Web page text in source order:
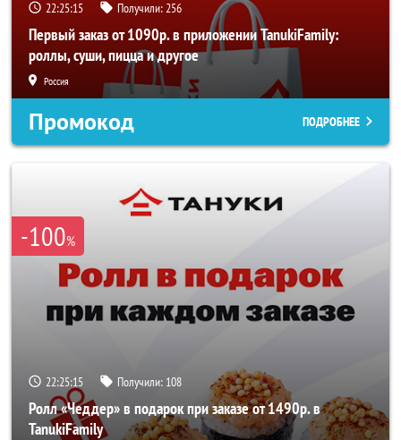
22:25:14 Получили:256
Первый заказ от 1090р. в приложении TanukiFamily:
роллы, суши, пицца и другое
Россия
Промокод ПОДРОБНЕЕ
-100%
22:25:14 Получили: 108
Ролл «Чеддер» в подарок при заказе от 1490р. в
TanukiFamily